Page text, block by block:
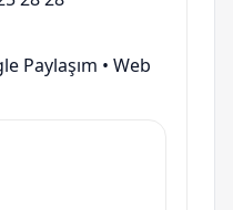
Paylaşım • Web